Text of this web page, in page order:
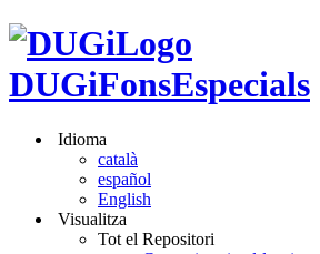
DUGiFonsEspecials
Idioma
català
español
English
Visualitza
Tot el Repositori